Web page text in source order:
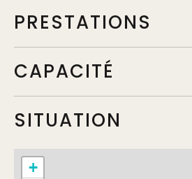
PRESTATIONS
CAPACITÉ
SITUATION
+